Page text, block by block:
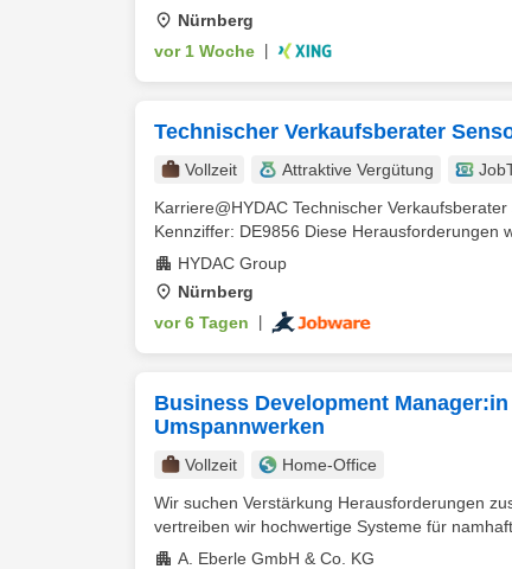
Nürnberg
vor 1 Woche
Technischer Verkaufsberater
Vollzeit Attraktive Vergütung
Karriere@HYDAC Technischer
Kennziffer: DE9856 Diese Herausforderungen
HYDAC Group
Nürnberg
vor 6 Tagen
Business Development
Umspannwerken
Vollzeit
Home-Office
Wir suchen Verstärkung Herausforderungen
vertreiben wir hochwertige Systeme für
A. Eberle GmbH & Co. KG